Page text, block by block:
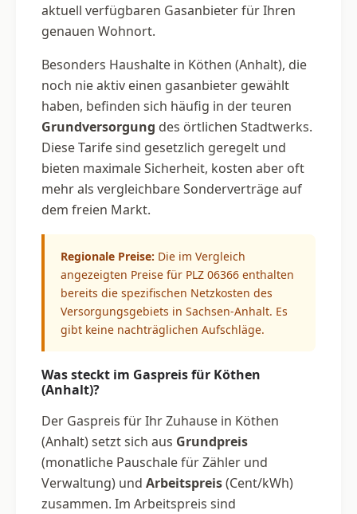
aktuell verfügbaren Gasanbieter für Ihren
genauen Wohnort.
Besonders Haushalte in Köthen (Anhalt), die
noch nie aktiv einen gasanbieter gewählt
haben, befinden sich häufig in der teuren
Grundversorgung des örtlichen Stadtwerks.
Diese Tarife sind gesetzlich geregelt und
bieten maximale Sicherheit, kosten aber oft
mehr als vergleichbare Sonderverträge auf
dem freien Markt.
Regionale Preise: Die im Vergleich
angezeigten Preise für PLZ 06366 enthalten
bereits die spezifischen Netzkosten des
Versorgungsgebiets in Sachsen-Anhalt. Es
gibt keine nachträglichen Aufschläge.
Was steckt im Gaspreis für Köthen
(Anhalt)?
Der Gaspreis für Ihr Zuhause in Köthen
(Anhalt) setzt sich aus Grundpreis
(monatliche Pauschale für Zähler und
Verwaltung) und Arbeitspreis(Cent/kWh)
zusammen. Im Arbeitspreis sind